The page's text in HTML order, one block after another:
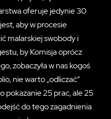
oferuje jedynie 30
aby w procesie
malarskiej swobody i
by Komisja oprócz
zobaczyła w nas kogoś
nie warto „odliczać”
pokazanie 25 prac, ale 25
do tego zagadnienia